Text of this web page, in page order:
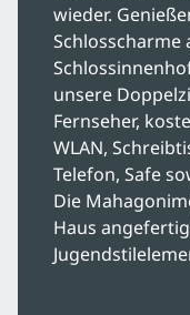
wieder.
Schlosscharme
unsere
Fernseher,
WLAN,
Telefon, Safe
Die
Haus